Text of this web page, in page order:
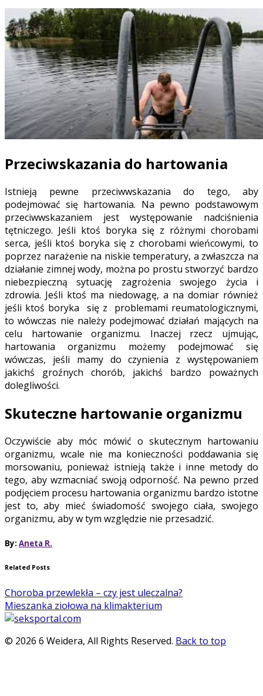
Przeciwskazania do hartowania
Istnieją pewne przeciwwskazania do tego, aby
podejmować się hartowania. Na pewno podstawowym
przeciwwskazaniem jest występowanie nadciśnienia
tętniczego. Jeśli ktoś boryka się z różnymi chorobami
serca, jeśli ktoś boryka się z chorobami wieńcowymi, to
poprzez narażenie na niskie temperatury, a zwłaszcza na
działanie zimnej wody, można po prostu stworzyć bardzo
niebezpieczną sytuację zagrożenia swojego życia i
zdrowia. Jeśli ktoś ma niedowagę, a na domiar również
jeśli ktoś boryka się z problemami reumatologicznymi,
to wówczas nie należy podejmować działań mających na
celu hartowanie organizmu. Inaczej rzecz ujmując,
hartowania organizmu możemy podejmować się
wówczas, jeśli mamy do czynienia z występowaniem
jakichś groźnych chorób, jakichś bardzo poważnych
dolegliwości.
Skuteczne hartowanie organizmu
Oczywiście aby móc mówić o skutecznym hartowaniu
organizmu, wcale nie ma konieczności poddawania się
morsowaniu, ponieważ istnieją także i inne metody do
tego, aby wzmacniać swoją odporność. Na pewno przed
podjęciem procesu hartowania organizmu bardzo istotne
jest to, aby mieć świadomość swojego ciała, swojego
organizmu, aby w tym względzie nie przesadzić.
By: Aneta R.
Related Posts
Choroba przewlekła – czy jest uleczalna?
Mieszanka ziołowa na klimakterium
© 2026 6 Weidera, All Rights Reserved. Back to top